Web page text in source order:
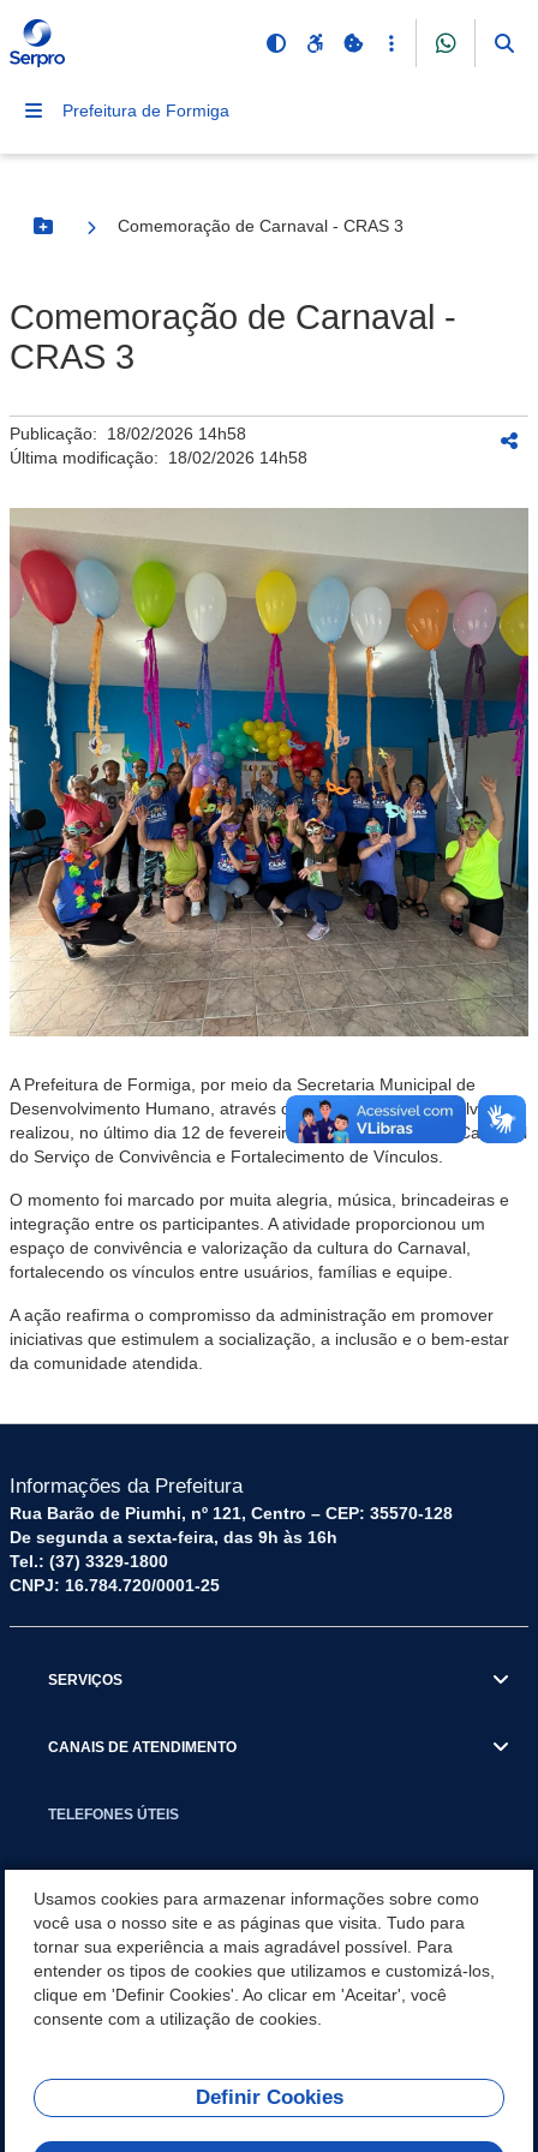
Prefeitura de Formiga
Botão Menu
Comemoração de Carnaval - CRAS 3
Comemoração de Carnaval -
CRAS 3
Publicação: 18/02/2026 14h58
Última modificação: 18/02/2026 14h58
A Prefeitura de Formiga, por meio da Secretaria Municipal de
Desenvolvimento Humano, através do CRAS 3 – Souza e Silva,
realizou, no último dia 12 de fevereiro, a comemoração de Carnaval
do Serviço de Convivência e Fortalecimento de Vínculos.
O momento foi marcado por muita alegria, música, brincadeiras e
integração entre os participantes. A atividade proporcionou um
espaço de convivência e valorização da cultura do Carnaval,
fortalecendo os vínculos entre usuários, famílias e equipe.
A ação reafirma o compromisso da administração em promover
iniciativas que estimulem a socialização, a inclusão e o bem-estar
da comunidade atendida.
Informações da Prefeitura
Rua Barão de Piumhi, nº 121, Centro – CEP: 35570-128
De segunda a sexta-feira, das 9h às 16h
Tel.: (37) 3329-1800
CNPJ: 16.784.720/0001-25
SERVIÇOS
CANAIS DE ATENDIMENTO
TELEFONES ÚTEIS
NOTÍCIAS
APLICATIVO
REDES SOCIAIS
Usamos cookies para armazenar informações sobre como
você usa o nosso site e as páginas que visita. Tudo para
tornar sua experiência a mais agradável possível. Para
entender os tipos de cookies que utilizamos e customizá-los,
clique em 'Definir Cookies'. Ao clicar em 'Aceitar', você
consente com a utilização de cookies.
Definir Cookies